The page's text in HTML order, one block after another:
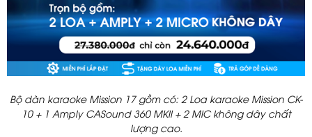
Bộ dàn karaoke Mission 17 gồm có: 2 Loa karaoke Mission CK-
10 + 1 Amply CASound 360 MKII + 2 MIC không dây chất
lượng cao.